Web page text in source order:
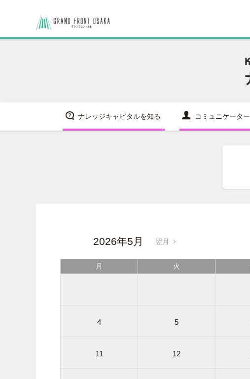
ナレッジキャピタルを知る コミュニケーター
2026年5月 翌月
月 火
4 5
11 12